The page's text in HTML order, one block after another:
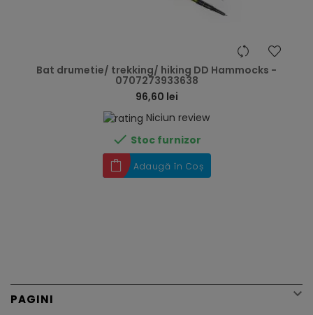
Bat drumetie/ trekking/ hiking DD Hammocks -
0707273933638
96,60 lei
Niciun review
 Stoc furnizor
Adaugă în Coș
PAGINI 